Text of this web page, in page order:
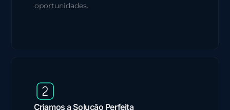
oportunidades.
Criamos a Solução Perfeita